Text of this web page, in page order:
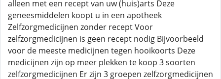
alleen met een recept van uw (huis)arts Deze
geneesmiddelen koopt u in een apotheek
Zelfzorgmedicijnen zonder recept Voor
zelfzorgmedicijnen is geen recept nodig Bijvoorbeeld
voor de meeste medicijnen tegen hooikoorts Deze
medicijnen zijn op meer plekken te koop 3 soorten
zelfzorgmedicijnen Er zijn 3 groepen zelfzorgmedicijnen